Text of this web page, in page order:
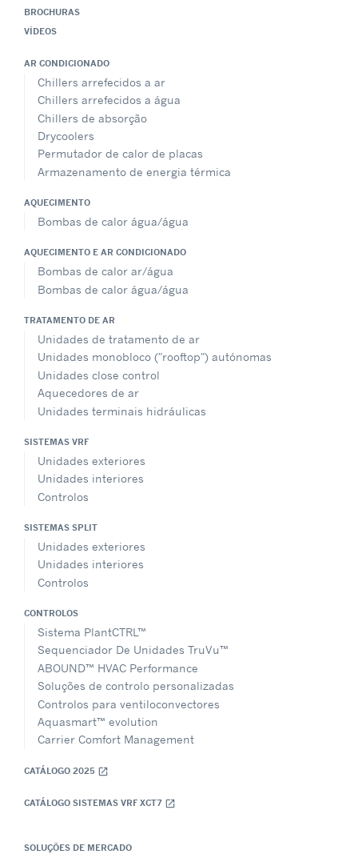
BROCHURAS
VÍDEOS
AR CONDICIONADO
Chillers arrefecidos a ar
Chillers arrefecidos a água
Chillers de absorção
Drycoolers
Permutador de calor de placas
Armazenamento de energia térmica
AQUECIMENTO
Bombas de calor água/água
AQUECIMENTO E AR CONDICIONADO
Bombas de calor ar/água
Bombas de calor água/água
TRATAMENTO DE AR
Unidades de tratamento de ar
Unidades monobloco ("rooftop") autónomas
Unidades close control
Aquecedores de ar
Unidades terminais hidráulicas
SISTEMAS VRF
Unidades exteriores
Unidades interiores
Controlos
SISTEMAS SPLIT
Unidades exteriores
Unidades interiores
Controlos
CONTROLOS
Sistema PlantCTRL™
Sequenciador De Unidades TruVu™
ABOUND™ HVAC Performance
Soluções de controlo personalizadas
Controlos para ventiloconvectores
Aquasmart™ evolution
Carrier Comfort Management
CATÁLOGO 2025 open_in_new
CATÁLOGO SISTEMAS VRF XCT7 open_in_new
SOLUÇÕES DE MERCADO